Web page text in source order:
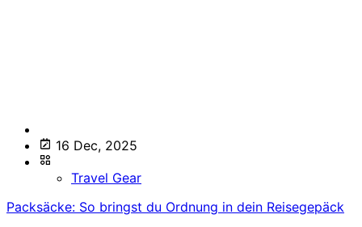
16 Dec, 2025
Travel Gear
Packsäcke: So bringst du Ordnung in dein Reisegepäck